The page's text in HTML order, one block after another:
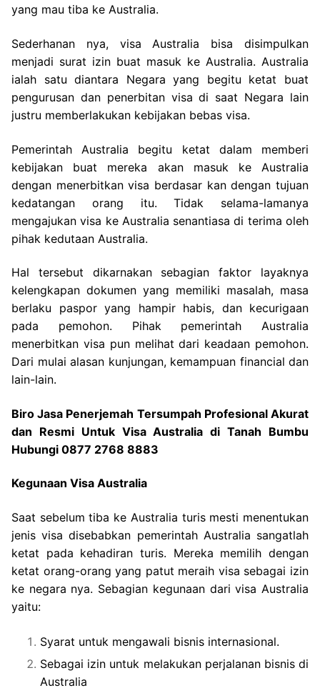
yang mau tiba ke Australia.
Sederhanan nya, visa Australia bisa disimpulkan
menjadi surat izin buat masuk ke Australia. Australia
ialah satu diantara Negara yang begitu ketat buat
pengurusan dan penerbitan visa di saat Negara lain
justru memberlakukan kebijakan bebas visa.
Pemerintah Australia begitu ketat dalam memberi
kebijakan buat mereka akan masuk ke Australia
dengan menerbitkan visa berdasar kan dengan tujuan
kedatangan orang itu. Tidak selama-lamanya
mengajukan visa ke Australia senantiasa di terima oleh
pihak kedutaan Australia.
Hal tersebut dikarnakan sebagian faktor layaknya
kelengkapan dokumen yang memiliki masalah, masa
berlaku paspor yang hampir habis, dan kecurigaan
pada pemohon. Pihak pemerintah Australia
menerbitkan visa pun melihat dari keadaan pemohon.
Dari mulai alasan kunjungan, kemampuan financial dan
lain-lain.
Biro Jasa Penerjemah Tersumpah Profesional Akurat
dan Resmi Untuk Visa Australia di Tanah Bumbu
Hubungi 0877 2768 8883
Kegunaan Visa Australia
Saat sebelum tiba ke Australia turis mesti menentukan
jenis visa disebabkan pemerintah Australia sangatlah
ketat pada kehadiran turis. Mereka memilih dengan
ketat orang-orang yang patut meraih visa sebagai izin
ke negara nya. Sebagian kegunaan dari visa Australia
yaitu:
Syarat untuk mengawali bisnis internasional.
Sebagai izin untuk melakukan perjalanan bisnis di
Australia